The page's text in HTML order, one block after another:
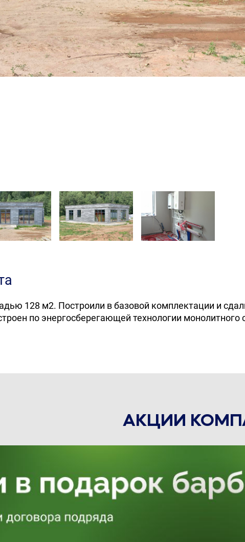
128 м2. Построили в базовой комплектации и
по энергосберегающей технологии
АКЦИИ